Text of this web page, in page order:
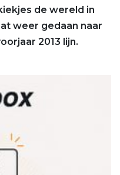
de wereld in
weer gedaan naar
2013 lijn.